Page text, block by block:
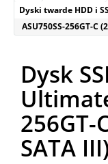
Dyski twarde HDD i
ASU750SS-256GT-C
Dysk
256GT-
SATA